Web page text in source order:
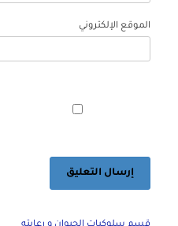
الموقع الإلكتروني